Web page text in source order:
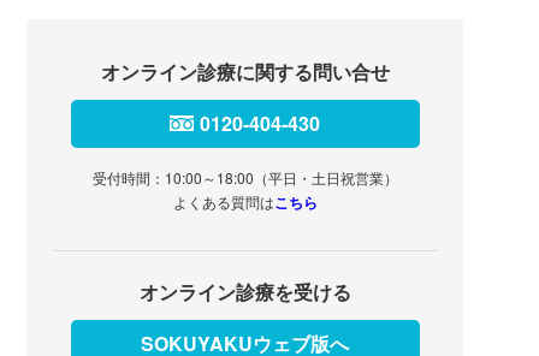
オンライン診療に関する問い合せ
0120-404-430
受付時間：10:00～18:00（平日・土日祝営業）
よくある質問はこちら
オンライン診療を受ける
SOKUYAKUウェブ版へ